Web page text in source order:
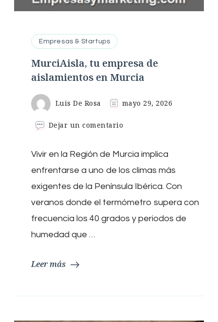
Empresas & Startups
MurciAisla, tu empresa de
aislamientos en Murcia
Luis De Rosa mayo 29, 2026
Dejar un comentario
empresa
aislamientos
en
Vivir en la Región de Murcia implica
enfrentarse a uno de los climas más
exigentes de la Península Ibérica. Con
veranos donde el termómetro supera con
frecuencia los 40 grados y periodos de
humedad que …
Leer más